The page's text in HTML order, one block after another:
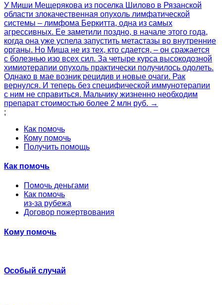
У Миши Мещерякова из поселка Шилово в Рязанской
области злокачественная опухоль лимфатической
системы – лимфома Беркитта, одна из самых
агрессивных. Ее заметили поздно, в начале этого года,
когда она уже успела запустить метастазы во внутренние
органы. Но Миша не из тех, кто сдается, – он сражается
с болезнью изо всех сил. За четыре курса высокодозной
химиотерапии опухоль практически получилось одолеть.
Однако в мае возник рецидив и новые очаги. Рак
вернулся. И теперь без специфической иммунотерапии
с ним не справиться. Мальчику жизненно необходим
препарат стоимостью более 2 млн руб. →
;
Как помочь
Кому помочь
Получить помощь
Как помочь
Помочь деньгами
Как помочь
из-за рубежа
Договор пожертвования
Кому помочь
Особый случай